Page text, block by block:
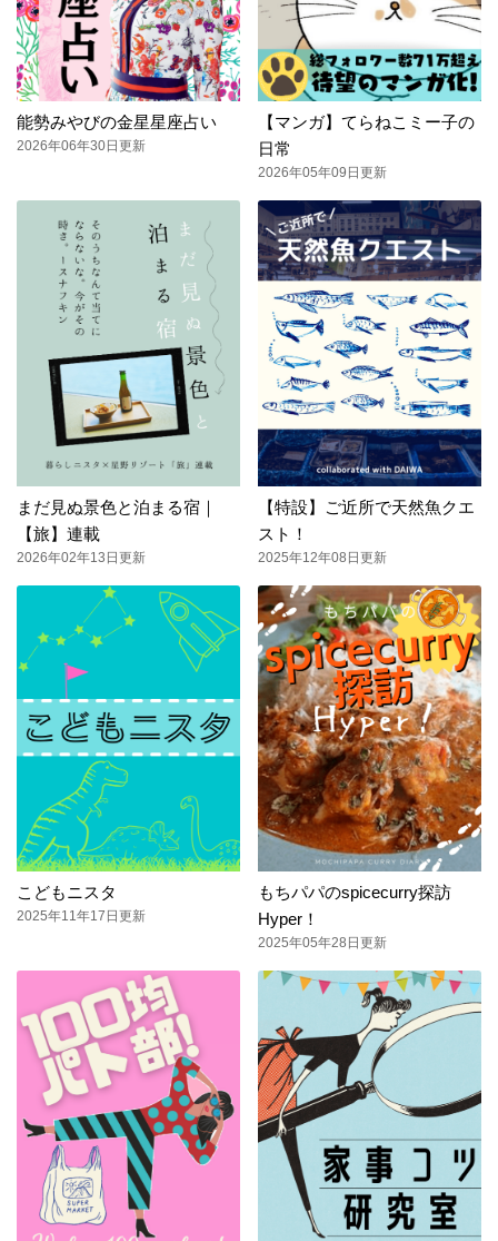
能勢みやびの金星星座占い
2026年06年30日更新
【マンガ】てらねこミー子の
日常
2026年05年09日更新
まだ見ぬ景色と泊まる宿｜
【旅】連載
2026年02年13日更新
【特設】ご近所で天然魚クエ
スト！
2025年12年08日更新
こどもニスタ
2025年11年17日更新
もちパパのspicecurry探訪
Hyper！
2025年05年28日更新